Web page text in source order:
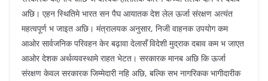
अछि। एहन स्थितिमे भारत सन पैघ आयातक देश लेल ऊर्जा संरक्षण अत्यंत
महत्वपूर्ण भ जाइत अछि। मंत्रालयक अनुसार, निजी वाहनक उपयोग कम
आओर सार्वजनिक परिवहन केर बढ़ावा देलासँ विदेशी मुद्राक दबाव कम भ जाएत
आओर देशक अर्थव्यवस्थामे राहत भेटत। सरकारक मानब अछि कि ऊर्जा
संरक्षण केवल सरकारक जिम्मेदारी नहि अछि, बल्कि सभ नागरिकक भागीदारीक